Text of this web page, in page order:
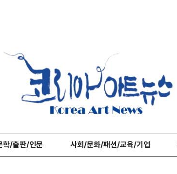
학/출판/인문 사회/문화/패션/교육/기업